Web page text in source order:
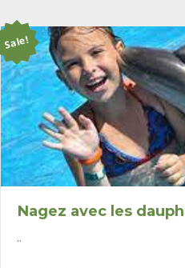
Sale!
Nagez avec les
..